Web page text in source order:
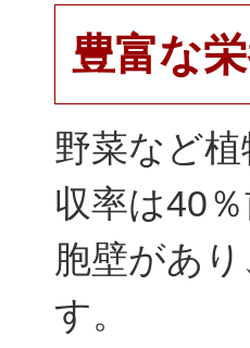
豊富な
野菜など
収率は40
胞壁があ
す。